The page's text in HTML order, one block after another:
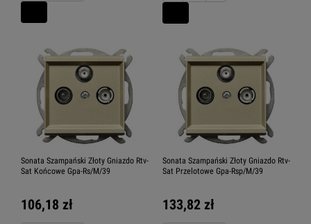
Sonata Szampański Złoty Gniazdo Rtv-
Sat Końcowe Gpa-Rs/M/39
106,18 zł
Sonata Szampański Złoty Gniazdo Rtv-
Sat Przelotowe Gpa-Rsp/M/39
133,82 zł